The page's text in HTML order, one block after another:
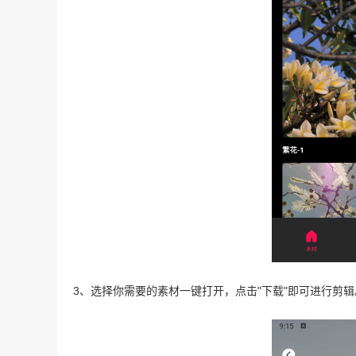
3、选择你需要的素材一键打开，点击"下载"即可进行剪